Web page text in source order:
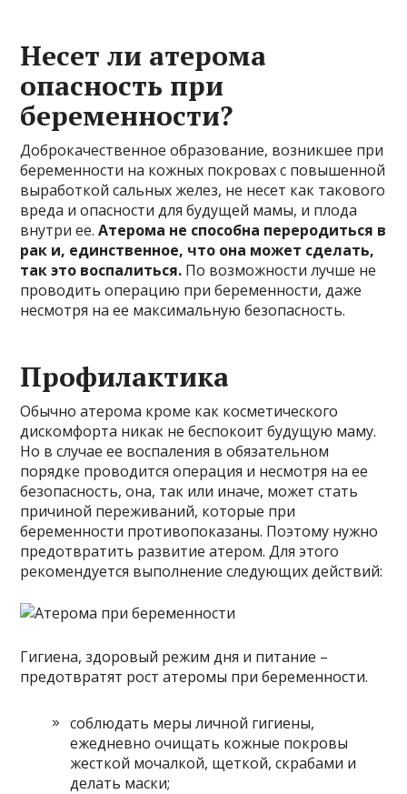
Несет ли атерома
опасность при
беременности?
Доброкачественное образование, возникшее при
беременности на кожных покровах с повышенной
выработкой сальных желез, не несет как такового
вреда и опасности для будущей мамы, и плода
внутри ее.Атерома не способна переродиться в
рак и, единственное, что она может сделать,
так это воспалиться. По возможности лучше не
проводить операцию при беременности, даже
несмотря на ее максимальную безопасность.
Профилактика
Обычно атерома кроме как косметического
дискомфорта никак не беспокоит будущую маму.
Но в случае ее воспаления в обязательном
порядке проводится операция и несмотря на ее
безопасность, она, так или иначе, может стать
причиной переживаний, которые при
беременности противопоказаны. Поэтому нужно
предотвратить развитие атером. Для этого
рекомендуется выполнение следующих действий:
Гигиена, здоровый режим дня и питание –
предотвратят рост атеромы при беременности.
соблюдать меры личной гигиены,
ежедневно очищать кожные покровы
жесткой мочалкой, щеткой, скрабами и
делать маски;